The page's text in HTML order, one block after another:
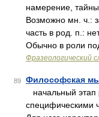
намерение,
Возможно мн. ч.:
часть в род. п.:
Обычно в роли
Фразеологический
89 Философская
начальный
специфическими